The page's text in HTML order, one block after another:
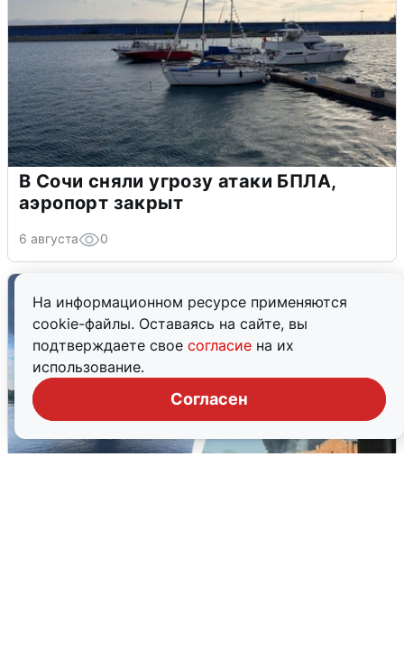
На информационном ресурсе применяются
cookie-файлы. Оставаясь на сайте, вы
подтверждаете свое согласие на их
использование.
Согласен
В Сочи сняли угрозу атаки БПЛА,
аэропорт закрыт
6 августа 0